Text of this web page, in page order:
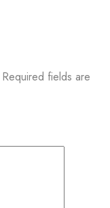
Required fields are